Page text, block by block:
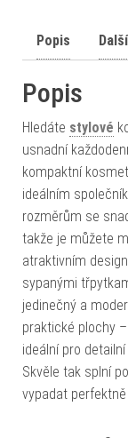
Popis
Popis
Hledáte stylové
usnadní
kompaktní
ideálním
rozměrům se
takže je můžete
atraktivním
sypanými
jedinečný a
praktické plochy
ideální pro
Skvěle tak splní
vypadat perfektně